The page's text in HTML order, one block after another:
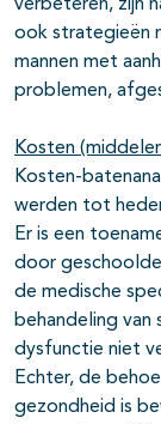
verbeteren, zijn
ook strategieën
mannen met
problemen,
Kosten
Kosten-
werden tot
Er is een
door
de medische
behandeling van
dysfunctie niet
Echter, de
gezondheid is